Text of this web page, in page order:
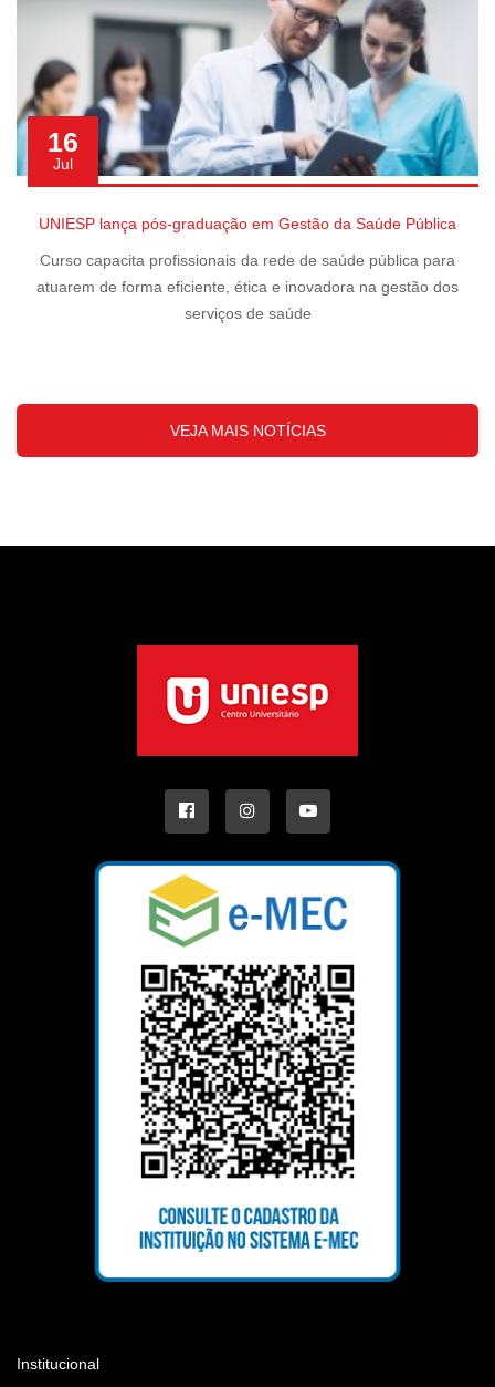
16
Jul
UNIESP lança pós-graduação em Gestão da Saúde Pública
Curso capacita profissionais da rede de saúde pública para
atuarem de forma eficiente, ética e inovadora na gestão dos
serviços de saúde
VEJA MAIS NOTÍCIAS
Institucional